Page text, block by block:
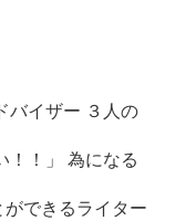
バイザー ３人の
！！」 為になる
できるライター